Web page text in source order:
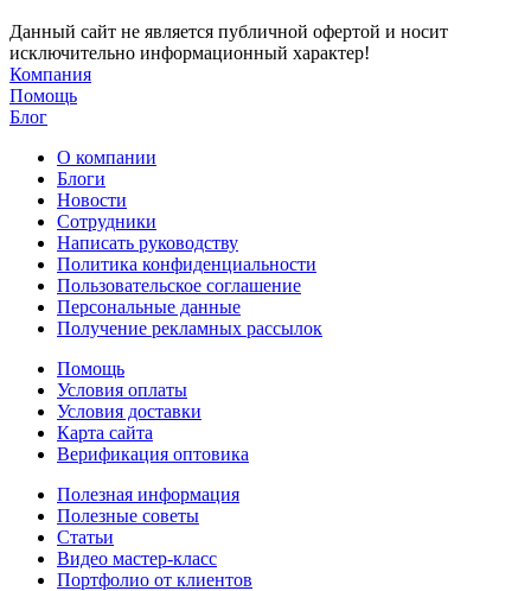
Данный сайт не является публичной офертой и носит
исключительно информационный характер!
Компания
Помощь
Блог
О компании
Блоги
Новости
Сотрудники
Написать руководству
Политика конфиденциальности
Пользовательское соглашение
Персональные данные
Получение рекламных рассылок
Помощь
Условия оплаты
Условия доставки
Карта сайта
Верификация оптовика
Полезная информация
Полезные советы
Статьи
Видео мастер-класс
Портфолио от клиентов